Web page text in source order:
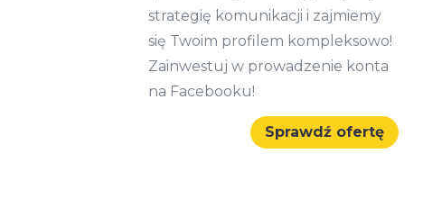
strategię komunikacji i zajmiemy
się Twoim profilem kompleksowo!
Zainwestuj w prowadzenie konta
na Facebooku!
Sprawdź ofertę